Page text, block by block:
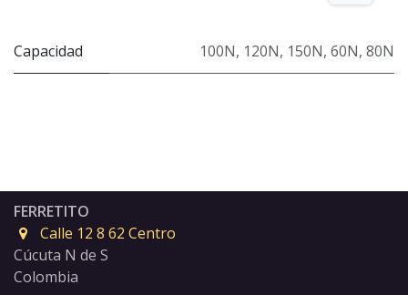
Capacidad 100N, 120N, 150N, 60N, 80N
FERRETITO
Calle 12 8 62 Centro
Cúcuta N de S
Colombia